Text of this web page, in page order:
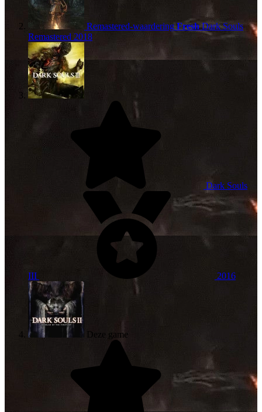
Remastered-waardering Fresh Dark Souls
Remastered 2018
Dark Souls
III 2016
Deze game